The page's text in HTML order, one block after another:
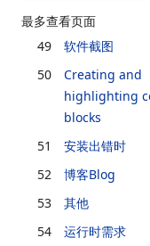
最多查看页面
49
软件截图
50
Creating and
highlighting
blocks
51
安装出错时
52
博客Blog
53
其他
54
运行时需求